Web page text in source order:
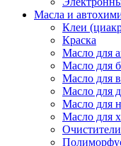
Масла и
Клеи
Краска
Масло для
Масло для
Масло для
Масло для
Масло для
Масло для